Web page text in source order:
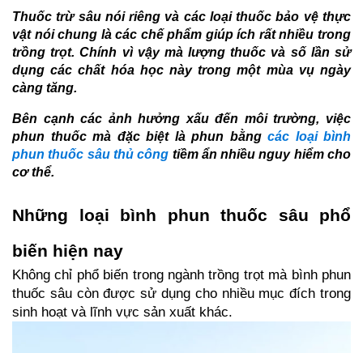
Thuốc trừ sâu nói riêng và các loại thuốc bảo vệ thực
vật nói chung là các chế phẩm giúp ích rất nhiều trong
trồng trọt. Chính vì vậy mà lượng thuốc và số lần sử
dụng các chất hóa học này trong một mùa vụ ngày
càng tăng.
Bên cạnh các ảnh hưởng xấu đến môi trường, việc
phun thuốc mà đặc biệt là phun bằng các loại bình
phun thuốc sâu thủ công tiềm ẩn nhiều nguy hiểm cho
cơ thể.
Những loại bình phun thuốc sâu phổ
biến hiện nay
Không chỉ phổ biến trong ngành trồng trọt mà bình phun
thuốc sâu còn được sử dụng cho nhiều mục đích trong
sinh hoạt và lĩnh vực sản xuất khác.